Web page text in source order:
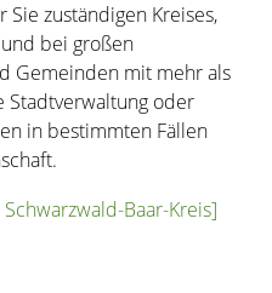
Sie zuständigen Kreises,
bei großen
Gemeinden mit mehr als
Stadtverwaltung oder
in bestimmten Fällen
Baar-Kreis]